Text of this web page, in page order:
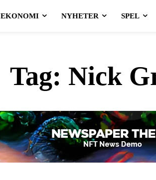
EKONOMI NYHETER SPEL
Tag: Nick